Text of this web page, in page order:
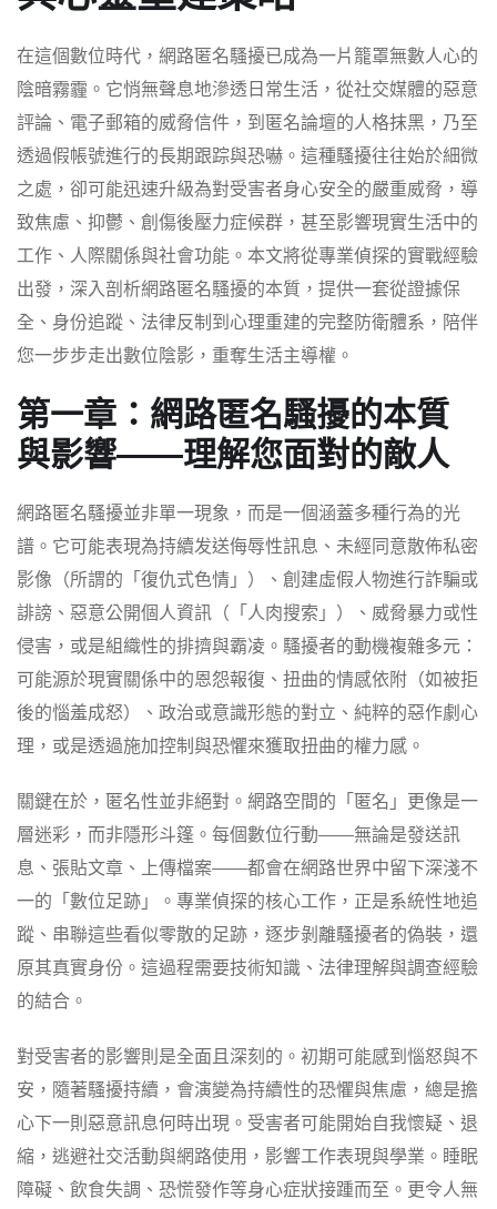
在這個數位時代，網路匿名騷擾已成為一片籠罩無數人心的
陰暗霧霾。它悄無聲息地滲透日常生活，從社交媒體的惡意
評論、電子郵箱的威脅信件，到匿名論壇的人格抹黑，乃至
透過假帳號進行的長期跟踪與恐嚇。這種騷擾往往始於細微
之處，卻可能迅速升級為對受害者身心安全的嚴重威脅，導
致焦慮、抑鬱、創傷後壓力症候群，甚至影響現實生活中的
工作、人際關係與社會功能。本文將從專業偵探的實戰經驗
出發，深入剖析網路匿名騷擾的本質，提供一套從證據保
全、身份追蹤、法律反制到心理重建的完整防衛體系，陪伴
您一步步走出數位陰影，重奪生活主導權。
第一章：網路匿名騷擾的本質
與影響——理解您面對的敵人
網路匿名騷擾並非單一現象，而是一個涵蓋多種行為的光
譜。它可能表現為持續发送侮辱性訊息、未經同意散佈私密
影像（所謂的「復仇式色情」）、創建虛假人物進行詐騙或
誹謗、惡意公開個人資訊（「人肉搜索」）、威脅暴力或性
侵害，或是組織性的排擠與霸凌。騷擾者的動機複雜多元：
可能源於現實關係中的恩怨報復、扭曲的情感依附（如被拒
後的惱羞成怒）、政治或意識形態的對立、純粹的惡作劇心
理，或是透過施加控制與恐懼來獲取扭曲的權力感。
關鍵在於，匿名性並非絕對。網路空間的「匿名」更像是一
層迷彩，而非隱形斗篷。每個數位行動——無論是發送訊
息、張貼文章、上傳檔案——都會在網路世界中留下深淺不
一的「數位足跡」。專業偵探的核心工作，正是系統性地追
蹤、串聯這些看似零散的足跡，逐步剝離騷擾者的偽裝，還
原其真實身份。這過程需要技術知識、法律理解與調查經驗
的結合。
對受害者的影響則是全面且深刻的。初期可能感到惱怒與不
安，隨著騷擾持續，會演變為持續性的恐懼與焦慮，總是擔
心下一則惡意訊息何時出現。受害者可能開始自我懷疑、退
縮，逃避社交活動與網路使用，影響工作表現與學業。睡眠
障礙、飲食失調、恐慌發作等身心症狀接踵而至。更令人無